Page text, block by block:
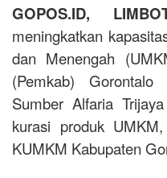
GOPOS.ID,
meningkatkan
dan Menengah
(Pemkab)
Sumber Alfaria
kurasi produk
KUMKM Kabupaten